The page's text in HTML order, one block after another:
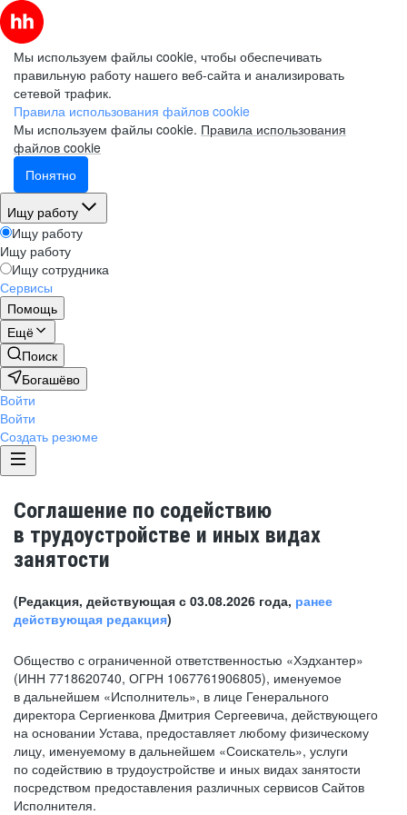
Мы используем файлы cookie, чтобы обеспечивать
правильную работу нашего веб-сайта и анализировать
сетевой трафик.
Правила использования файлов cookie
Мы используем файлы cookie. Правила использования
файлов cookie
Понятно
Ищу работу
Ищу работу
Ищу работу
Ищу сотрудника
Сервисы
Помощь
Ещё
Поиск
Богашёво
Войти
Войти
Создать резюме
Соглашение по содействию
в трудоустройстве и иных видах
занятости
(Редакция, действующая с 03.08.2026 года, ранее
действующая редакция)
Общество с ограниченной ответственностью «Хэдхантер»
(ИНН 7718620740, ОГРН 1067761906805), именуемое
в дальнейшем «Исполнитель», в лице Генерального
директора Сергиенкова Дмитрия Сергеевича, действующего
на основании Устава, предоставляет любому физическому
лицу, именуемому в дальнейшем «Соискатель», услуги
по содействию в трудоустройстве и иных видах занятости
посредством предоставления различных сервисов Сайтов
Исполнителя.